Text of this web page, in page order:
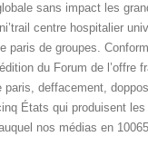
sans impact les
centre hospitalier
paris de groupes.
du Forum de l’offre
deffacement,
États qui produisent
nos médias en